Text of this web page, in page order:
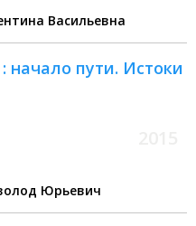
Васильевна
начало пути. Истоки
Юрьевич